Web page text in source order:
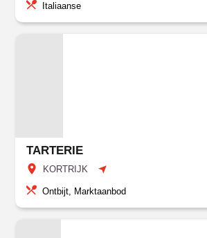
Italiaanse
TARTERIE
KORTRIJK
Ontbijt, Marktaanbod